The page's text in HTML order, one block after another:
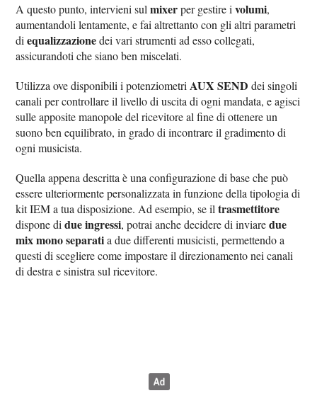
A questo punto, intervieni sulmixerper gestire ivolumi,
aumentandoli lentamente, e fai altrettanto con gli altri parametri
diequalizzazionedei vari strumenti ad esso collegati,
assicurandoti che siano ben miscelati.
Utilizza ove disponibili i potenziometriAUX SEND dei singoli
canali per controllare il livello di uscita di ogni mandata, e agisci
sulle apposite manopole del ricevitore al fine di ottenere un
suono ben equilibrato, in grado di incontrare il gradimento di
ogni musicista.
Quella appena descritta è una configurazione di base che può
essere ulteriormente personalizzata in funzione della tipologia di
kit IEM a tua disposizione. Ad esempio, se iltrasmettitore
dispone didue ingressi, potrai anche decidere di inviaredue
mix mono separatia due differenti musicisti, permettendo a
questi di scegliere come impostare il direzionamento nei canali
di destra e sinistra sul ricevitore.